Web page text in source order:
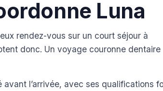
Luna
rendez-vous sur un court séjour à
donc. Un voyage couronne dentaire
l’arrivée, avec ses qualifications